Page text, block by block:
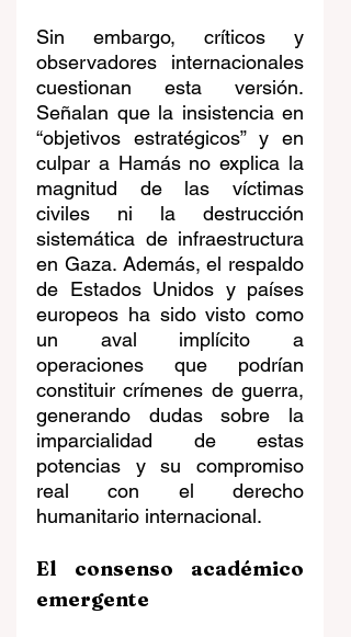
Sin embargo, críticos y
observadores internacionales
cuestionan esta versión.
Señalan que la insistencia en
“objetivos estratégicos” y en
culpar a Hamás no explica la
magnitud de las víctimas
civiles ni la destrucción
sistemática de infraestructura
en Gaza. Además, el respaldo
de Estados Unidos y países
europeos ha sido visto como
un aval implícito a
operaciones que podrían
constituir crímenes de guerra,
generando dudas sobre la
imparcialidad de estas
potencias y su compromiso
real con el derecho
humanitario internacional.
El consenso académico
emergente